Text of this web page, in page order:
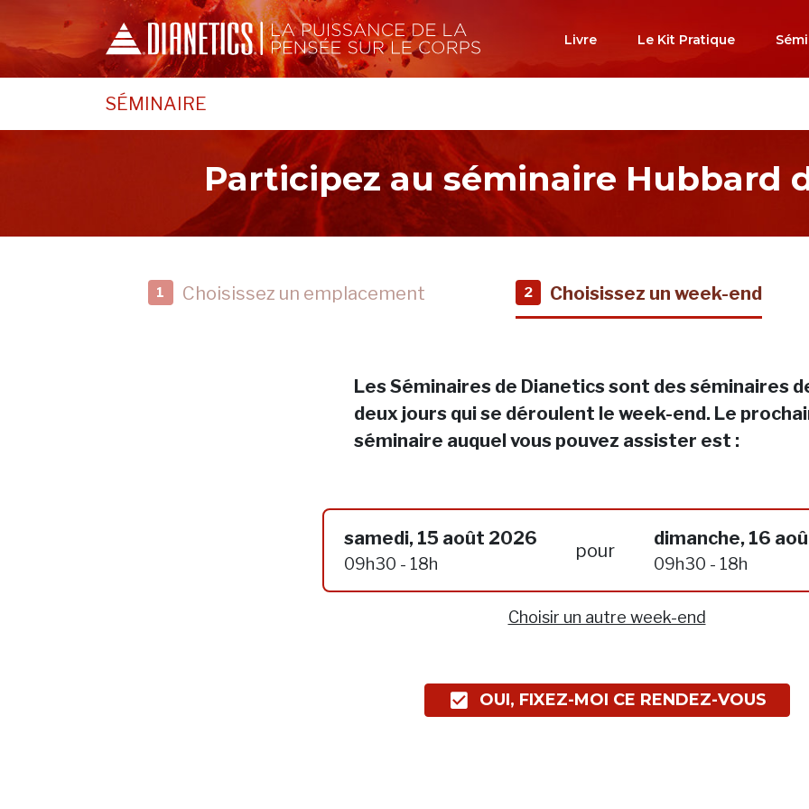
Livre Le Kit Pratique
SÉMINAIRE
Participez au séminaire Hubbard
1 Choisissez un emplacement 2 Choisissez un week-end
Les Séminaires de Dianetics sont des séminaires
deux jours qui se déroulent le week-end. Le
séminaire auquel vous pouvez assister est :
samedi, 15 août 2026
09h30 - 18h
pour
dimanche, 16
09h30 - 18h
Choisir un autre week-end
OUI, FIXEZ-MOI CE RENDEZ-VOUS